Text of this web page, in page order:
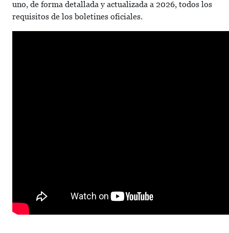
uno, de forma detallada y actualizada a 2026, todos los
requisitos de los boletines oficiales.